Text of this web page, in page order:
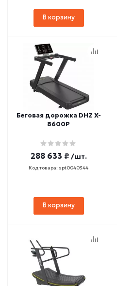
В корзину
Беговая дорожка DHZ X-
8600P
288 633 ₽ /шт.
Код товара: spt0040344
В корзину